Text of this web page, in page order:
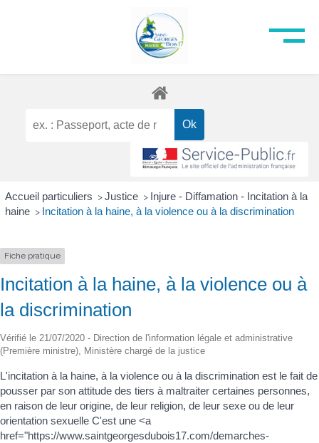
Accueil particuliers > Justice > Injure - Diffamation - Incitation à la
haine > Incitation à la haine, à la violence ou à la discrimination
Fiche pratique
Incitation à la haine, à la violence ou à
la discrimination
Vérifié le 21/07/2020 - Direction de l'information légale et administrative
(Première ministre), Ministère chargé de la justice
L'incitation à la haine, à la violence ou à la discrimination est le fait de
pousser par son attitude des tiers à maltraiter certaines personnes,
en raison de leur origine, de leur religion, de leur sexe ou de leur
orientation sexuelle C'est une <a
href="https://www.saintgeorgesdubois17.com/demarches-